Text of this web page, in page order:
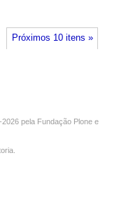
Próximos 10 itens »
2026 pela Fundação Plone e